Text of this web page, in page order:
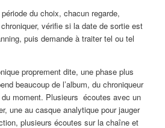
du choix, chacun regarde,
vérifie si la date de sortie est
puis demande à traiter tel ou tel
proprement dite, une phase plus
beaucoup de l’album, du chroniqueur
moment. Plusieurs écoutes avec un
une au casque analytique pour jauger
plusieurs écoutes sur la chaîne et